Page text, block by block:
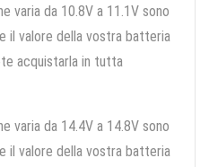
varia da 10.8V a 11.1V sono
il valore della vostra batteria
acquistarla in tutta
varia da 14.4V a 14.8V sono
il valore della vostra batteria